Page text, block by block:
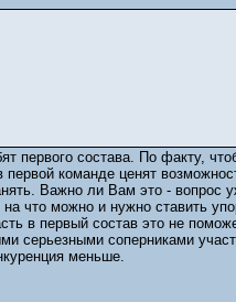
первого состава. По факту,
команде ценят
Важно ли Вам это -
что можно и нужно ставить
в первый состав это не
серьезными соперниками
меньше.